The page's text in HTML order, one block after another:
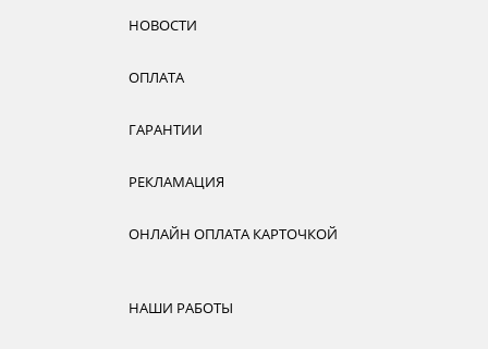
НОВОСТИ
ОПЛАТА
ГАРАНТИИ
РЕКЛАМАЦИЯ
ОНЛАЙН ОПЛАТА КАРТОЧКОЙ
НАШИ РАБОТЫ